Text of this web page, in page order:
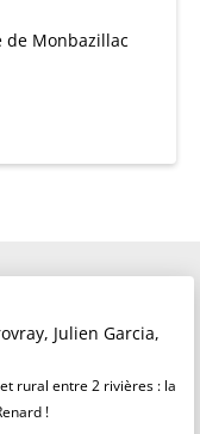
de Monbazillac
Julien Garcia,
rural entre 2 rivières : la
!